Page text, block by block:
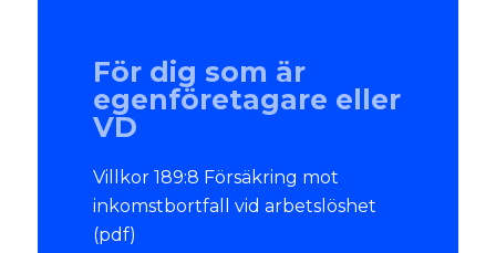
För dig som är
egenföretagare eller
VD
Villkor 189:8 Försäkring mot
inkomstbortfall vid arbetslöshet
(pdf)